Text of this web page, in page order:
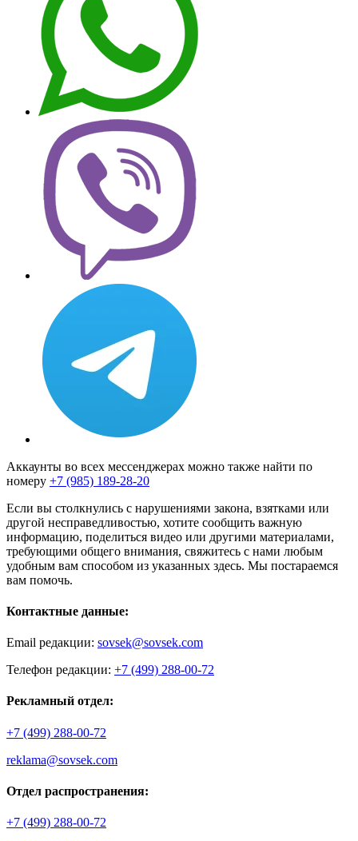
Аккаунты во всех мессенджерах можно также найти по
номеру +7 (985) 189-28-20
Если вы столкнулись с нарушениями закона, взятками или
другой несправедливостью, хотите сообщить важную
информацию, поделиться видео или другими материалами,
требующими общего внимания, свяжитесь с нами любым
удобным вам способом из указанных здесь. Мы постараемся
вам помочь.
Контактные данные:
Email редакции: sovsek@sovsek.com
Телефон редакции: +7 (499) 288-00-72
Рекламный отдел:
+7 (499) 288-00-72
reklama@sovsek.com
Отдел распространения:
+7 (499) 288-00-72